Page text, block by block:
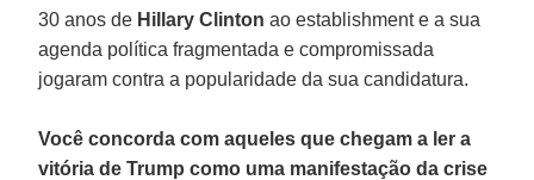
30 anos de Hillary Clinton ao establishment e a sua
agenda política fragmentada e compromissada
jogaram contra a popularidade da sua candidatura.
Você concorda com aqueles que chegam a ler a
vitória de Trump como uma manifestação da crise